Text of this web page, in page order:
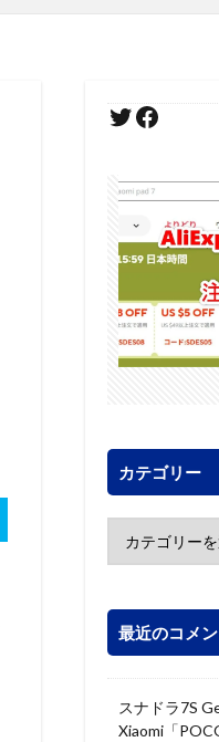
カテゴリー
最近のコメン
スナドラ7S
Xiaomi「